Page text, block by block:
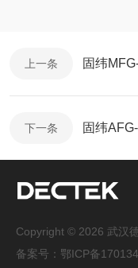
上一条
下一条
Copyright © 2026 武汉
备案号： 鄂ICP备